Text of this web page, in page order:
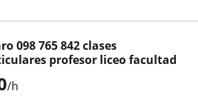
/h
098 765 842 clases
profesor liceo facultad